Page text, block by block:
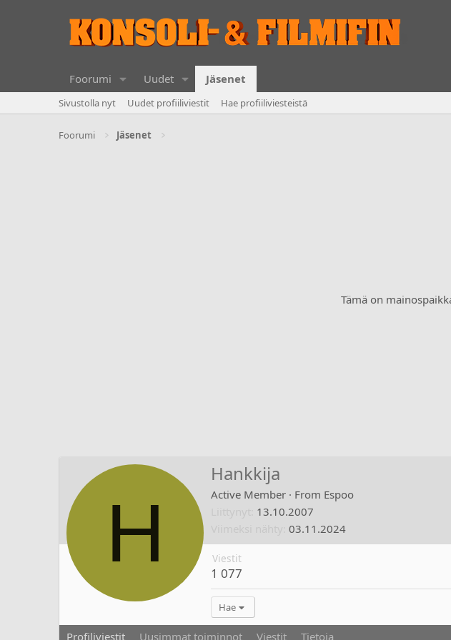
Foorumi Uudet Jäsenet
Sivustolla nyt Uudet profiiliviestit Hae profiiliviesteistä
Foorumi Jäsenet
Tämä on
H
Hankkija
Active Member · From Espoo
13.10.2007
03.11.2024
Viestit
1 077
Hae
Profiliviestit Uusimmat toiminnot Viestit Tietoja